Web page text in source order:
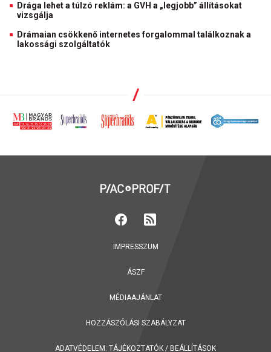
Drága lehet a túlzó reklám: a GVH a „legjobb” állításokat
vizsgálja
Drámaian csökkenő internetes forgalommal találkoznak a
lakossági szolgáltatók
IMPRESSZUM
ÁSZF
MÉDIAAJÁNLAT
HOZZÁSZÓLÁSI SZABÁLYZAT
ADATVÉDELEM: TÁJÉKOZTATÓK / BEÁLLÍTÁSOK